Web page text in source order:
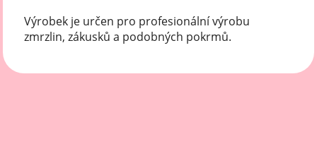
Výrobek je určen pro profesionální výrobu
zmrzlin, zákusků a podobných pokrmů.